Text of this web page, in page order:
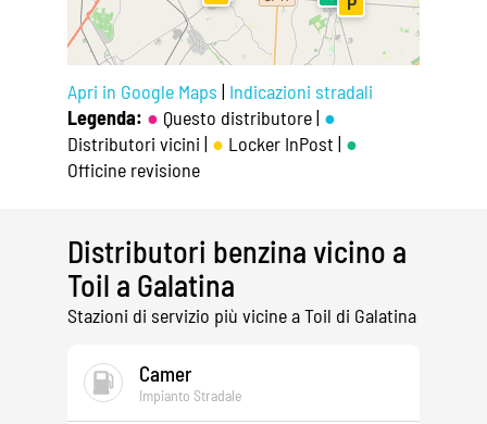
Apri in Google Maps | Indicazioni stradali
Legenda: ● Questo distributore | ●
Distributori vicini | ● Locker InPost | ●
Officine revisione
Distributori benzina vicino a
Toil a Galatina
Stazioni di servizio più vicine a Toil di Galatina
Camer
Impianto Stradale